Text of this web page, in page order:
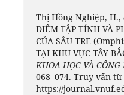
Thị Hồng Nghiệp, H.,
ĐIỂM TẬP TÍNH VÀ
CỦA SÂU TRE
TẠI KHU VỰC TÂY
KHOA HỌC VÀ
068–074. Truy vấn từ
https://